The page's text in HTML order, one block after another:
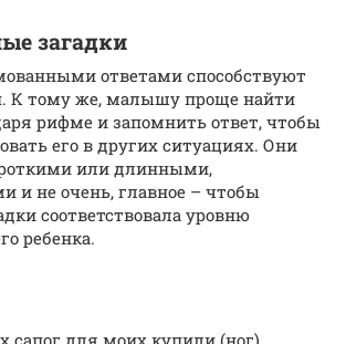
загадки
ответами способствуют
К тому же, малышу проще найти
рифме и запомнить ответ, чтобы
его в других ситуациях. Они
или длинными,
и не очень, главное – чтобы
соответствовала уровню
ребенка.
сапог для моих купили (ног).